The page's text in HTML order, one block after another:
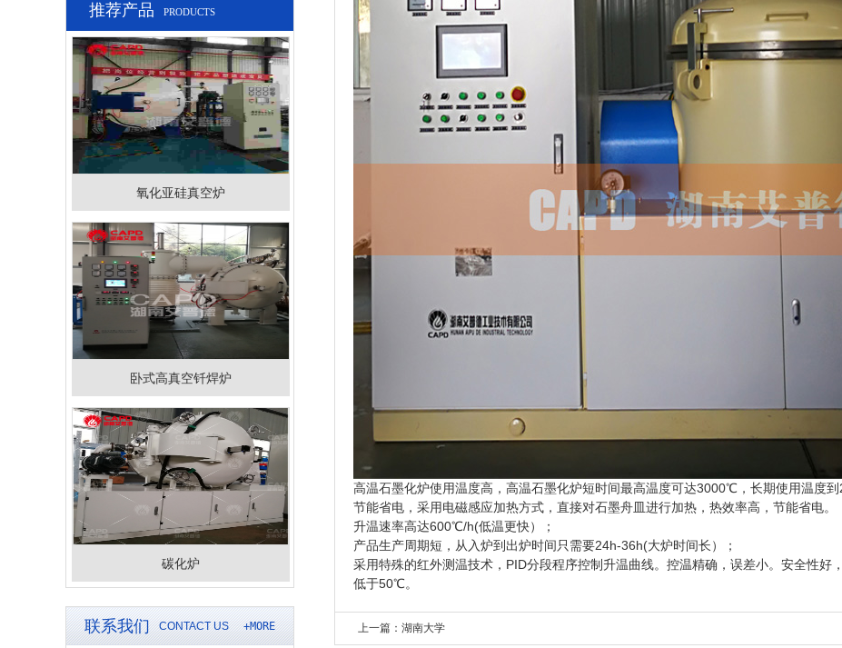
推荐产品 PRODUCTS
氧化亚硅真空炉
卧式高真空钎焊炉
碳化炉
联系我们 CONTACT US +MORE
高温石墨化炉使用温度高，高温石墨化炉短时间最高温度可达3000℃，长期使用温度
节能省电，采用电磁感应加热方式，直接对石墨舟皿进行加热，热效率高，节能省电。
升温速率高达600℃/h(低温更快）；
产品生产周期短，从入炉到出炉时间只需要24h-36h(大炉时间长）；
采用特殊的红外测温技术，PID分段程序控制升温曲线。控温精确，误差小。安全性好
低于50℃。
上一篇：湖南大学